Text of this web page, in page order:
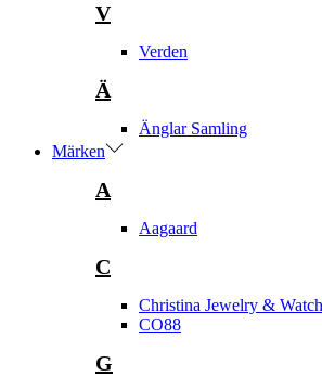
V
Verden
Ä
Änglar Samling
Märken
A
Aagaard
C
Christina Jewelry &
CO88
G